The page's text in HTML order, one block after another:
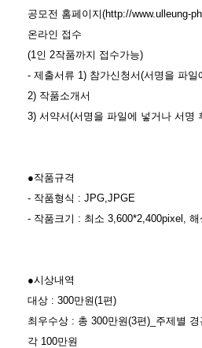
공모전 홈페이지(http://www.ulleung-
온라인 접수
(1인 2작품까지 접수가능)
- 제출서류 1) 참가신청서(서명을 파
2) 작품소개서
3) 서약서(서명을 파일에 넣거나 서명
●작품규격
- 작품형식 : JPG,JPGE
- 작품크기 : 최소 3,600*2,400pixel,
●시상내역
대상 : 300만원(1편)
최우수상 : 총 300만원(3편)_주제별
각 100만원